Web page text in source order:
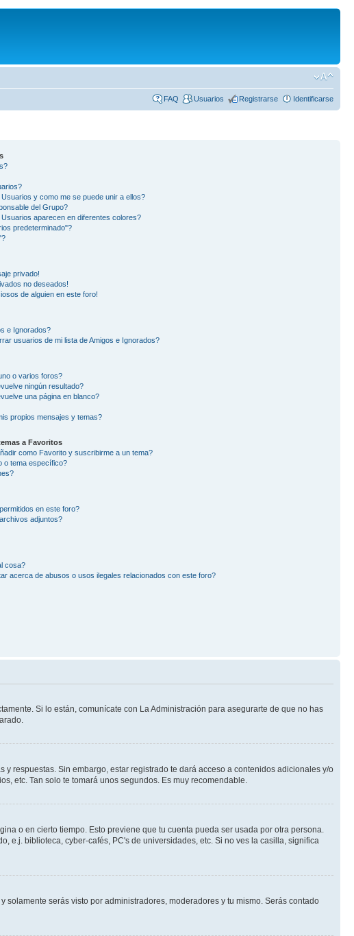
FAQ Usuarios Registrarse Identificarse
y como me se puede unir a ellos?
del Grupo?
aparecen en diferentes colores?
predeterminado"?
privado!
no deseados!
de alguien en este foro!
e Ignorados?
usuarios de mi lista de Amigos e Ignorados?
o varios foros?
ningún resultado?
una página en blanco?
propios mensajes y temas?
a Favoritos
como Favorito y suscribirme a un tema?
o tema específico?
en este foro?
adjuntos?
cosa?
acerca de abusos o usos ilegales relacionados con este foro?
Si lo están, comunícate con La Administración para asegurarte de que no has
respuestas. Sin embargo, estar registrado te dará acceso a contenidos adicionales y/o
etc. Tan solo te tomará unos segundos. Es muy recomendable.
o en cierto tiempo. Esto previene que tu cuenta pueda ser usada por otra persona.
e.j. biblioteca, cyber-cafés, PC's de universidades, etc. Si no ves la casilla, significa
y solamente serás visto por administradores, moderadores y tu mismo. Serás contado